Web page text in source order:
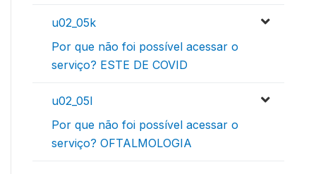
u02_05k
Por que não foi possível acessar o
serviço? ESTE DE COVID
u02_05l
Por que não foi possível acessar o
serviço? OFTALMOLOGIA